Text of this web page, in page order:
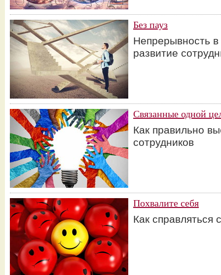
Без пауз
Непрерывность
развитие
Связанные одной
Как правильно
сотрудников
Похвалите себя
Как справляться